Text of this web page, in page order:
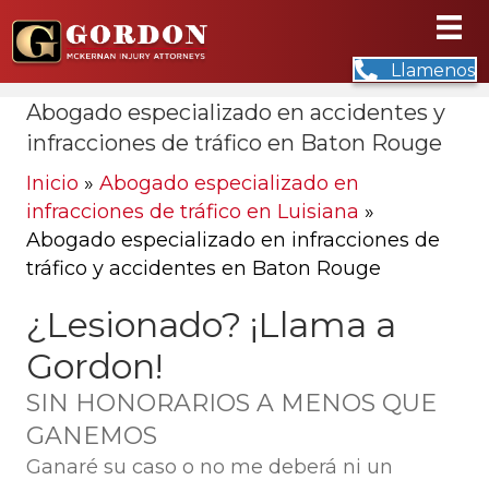
Llamenos
Abogado especializado en accidentes y
infracciones de tráfico en Baton Rouge
Inicio » Abogado especializado en
infracciones de tráfico en Luisiana »
Abogado especializado en infracciones de
tráfico y accidentes en Baton Rouge
¿Lesionado? ¡Llama a
Gordon!
SIN HONORARIOS A MENOS QUE
GANEMOS
Ganaré su caso o no me deberá ni un